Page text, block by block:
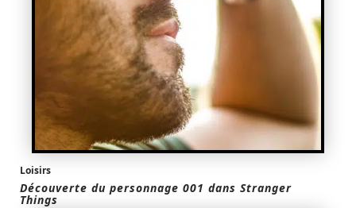
Loisirs
Découverte du personnage 001 dans Stranger
Things